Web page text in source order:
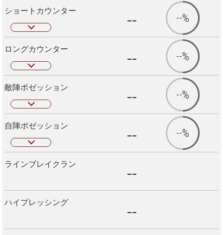
ショートカウンター -- --%
ロングカウンター -- --%
敵陣ポゼッション -- --%
自陣ポゼッション -- --%
ラインブレイクラン --
ハイプレッシング --